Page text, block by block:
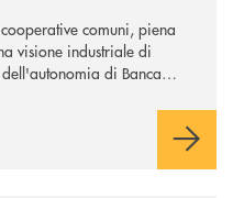
comuni, piena
visione industriale di
di Banca
dell’operazione.